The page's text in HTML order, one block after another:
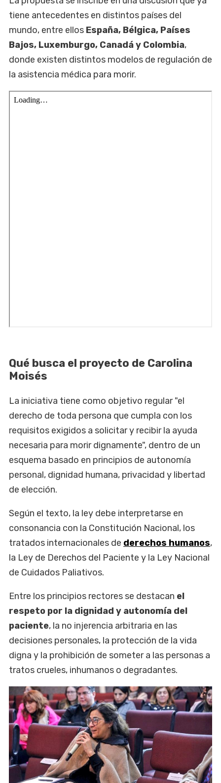
tiene antecedentes en distintos países del
mundo, entre ellos España, Bélgica, Países
Bajos, Luxemburgo, Canadá y Colombia,
donde existen distintos modelos de regulación de
la asistencia médica para morir.
Qué busca el proyecto de Carolina
Moisés
La iniciativa tiene como objetivo regular "el
derecho de toda persona que cumpla con los
requisitos exigidos a solicitar y recibir la ayuda
necesaria para morir dignamente", dentro de un
esquema basado en principios de autonomía
personal, dignidad humana, privacidad y libertad
de elección.
Según el texto, la ley debe interpretarse en
consonancia con la Constitución Nacional, los
tratados internacionales de derechos humanos,
la Ley de Derechos del Paciente y la Ley Nacional
de Cuidados Paliativos.
Entre los principios rectores se destacan el
respeto por la dignidad y autonomía del
paciente, la no injerencia arbitraria en las
decisiones personales, la protección de la vida
digna y la prohibición de someter a las personas a
tratos crueles, inhumanos o degradantes.